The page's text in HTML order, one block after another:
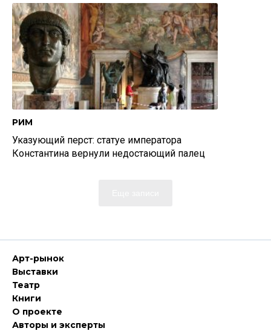
РИМ
Указующий перст: статуе императора
Константина вернули недостающий палец
Арт-рынок
Выставки
Театр
Книги
О проекте
Авторы и эксперты